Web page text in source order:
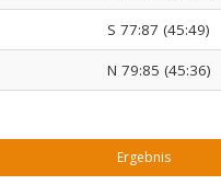
S 77:87 (45:49)
N 79:85 (45:36)
Ergebnis